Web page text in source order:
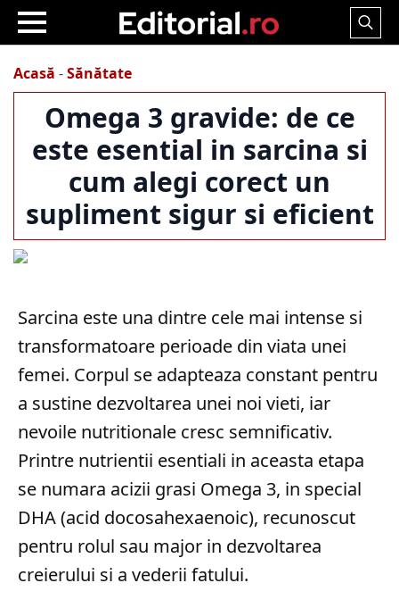
Search
Acasă -Sănătate
Omega 3 gravide: de ce
este esential in sarcina si
cum alegi corect un
supliment sigur si eficient
Sarcina este una dintre cele mai intense si
transformatoare perioade din viata unei
femei. Corpul se adapteaza constant pentru
a sustine dezvoltarea unei noi vieti, iar
nevoile nutritionale cresc semnificativ.
Printre nutrientii esentiali in aceasta etapa
se numara acizii grasi Omega 3, in special
DHA (acid docosahexaenoic), recunoscut
pentru rolul sau major in dezvoltarea
creierului si a vederii fatului.